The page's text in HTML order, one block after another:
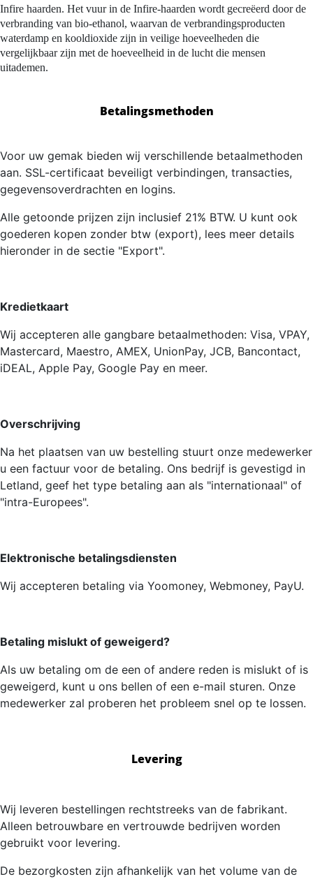
Infire haarden. Het vuur in de Infire-haarden wordt gecreëerd door de
verbranding van bio-ethanol, waarvan de verbrandingsproducten
waterdamp en kooldioxide zijn in veilige hoeveelheden die
vergelijkbaar zijn met de hoeveelheid in de lucht die mensen
uitademen.
Betalingsmethoden
Voor uw gemak bieden wij verschillende betaalmethoden
aan. SSL-certificaat beveiligt verbindingen, transacties,
gegevensoverdrachten en logins.
Alle getoonde prijzen zijn inclusief 21% BTW. U kunt ook
goederen kopen zonder btw (export), lees meer details
hieronder in de sectie "Export".
Kredietkaart
Wij accepteren alle gangbare betaalmethoden: Visa, VPAY,
Mastercard, Maestro, AMEX, UnionPay, JCB, Bancontact,
iDEAL, Apple Pay, Google Pay en meer.
Overschrijving
Na het plaatsen van uw bestelling stuurt onze medewerker
u een factuur voor de betaling. Ons bedrijf is gevestigd in
Letland, geef het type betaling aan als "internationaal" of
"intra-Europees".
Elektronische betalingsdiensten
Wij accepteren betaling via Yoomoney, Webmoney, PayU.
Betaling mislukt of geweigerd?
Als uw betaling om de een of andere reden is mislukt of is
geweigerd, kunt u ons bellen of een e-mail sturen. Onze
medewerker zal proberen het probleem snel op te lossen.
Levering
Wij leveren bestellingen rechtstreeks van de fabrikant.
Alleen betrouwbare en vertrouwde bedrijven worden
gebruikt voor levering.
De bezorgkosten zijn afhankelijk van het volume van de